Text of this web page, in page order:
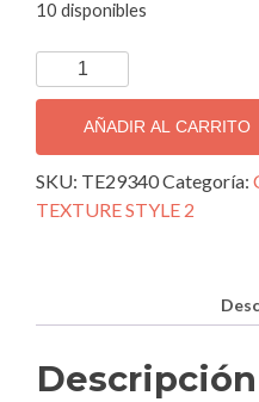
10 disponibles
TAPIZ
DECORATIVO
TEXTURE
STYLE
2;
TE29340.
AÑADIR AL CARRITO
SKU: TE29340Categoría:
TEXTURE STYLE 2
Descripción